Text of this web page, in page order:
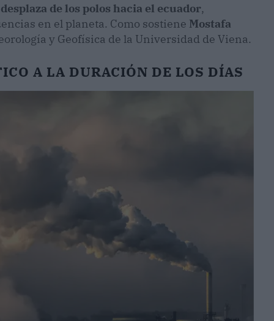
de los polos hacia el ecuador,
en el planeta. Como sostiene Mostafa
y Geofísica de la Universidad de Viena.
A LA DURACIÓN DE LOS DÍAS